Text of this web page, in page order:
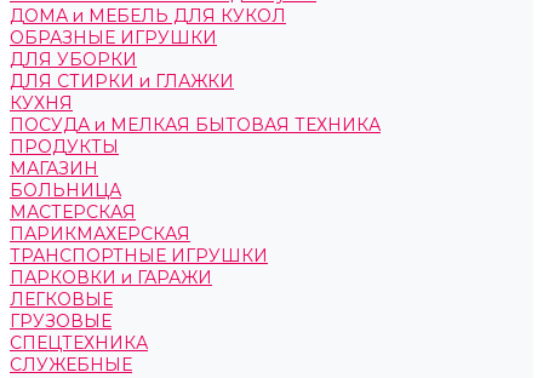
ДОМА и МЕБЕЛЬ ДЛЯ КУКОЛ
ОБРАЗНЫЕ ИГРУШКИ
ДЛЯ УБОРКИ
ДЛЯ СТИРКИ и ГЛАЖКИ
КУХНЯ
ПОСУДА и МЕЛКАЯ БЫТОВАЯ ТЕХНИКА
ПРОДУКТЫ
МАГАЗИН
БОЛЬНИЦА
МАСТЕРСКАЯ
ПАРИКМАХЕРСКАЯ
ТРАНСПОРТНЫЕ ИГРУШКИ
ПАРКОВКИ и ГАРАЖИ
ЛЕГКОВЫЕ
ГРУЗОВЫЕ
СПЕЦТЕХНИКА
СЛУЖЕБНЫЕ